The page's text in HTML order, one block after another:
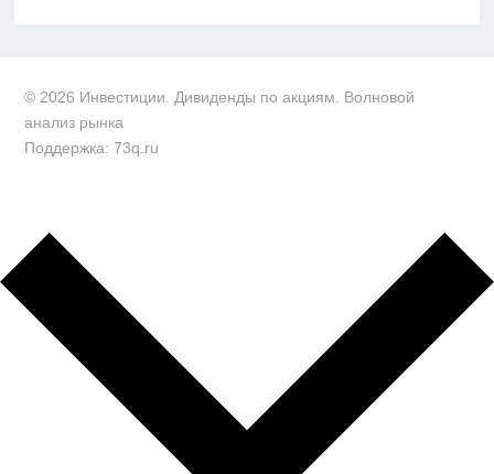
© 2026 Инвестиции. Дивиденды по акциям. Волновой
анализ рынка
Поддержка: 73q.ru